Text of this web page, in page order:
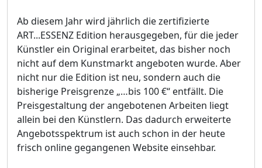
Ab diesem Jahr wird jährlich die zertifizierte
ART...ESSENZ Edition herausgegeben, für die jeder
Künstler ein Original erarbeitet, das bisher noch
nicht auf dem Kunstmarkt angeboten wurde. Aber
nicht nur die Edition ist neu, sondern auch die
bisherige Preisgrenze „…bis 100 €“ entfällt. Die
Preisgestaltung der angebotenen Arbeiten liegt
allein bei den Künstlern. Das dadurch erweiterte
Angebotsspektrum ist auch schon in der heute
frisch online gegangenen Website einsehbar.